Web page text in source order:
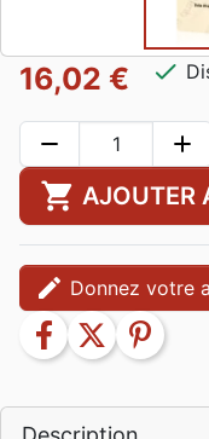
16,02 € check
remove add
shopping_cart AJOUTER
edit Donnez votre
facebook twitter pinterest